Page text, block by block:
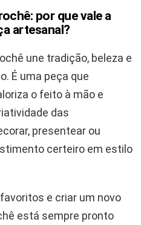
por que vale a
artesanal?
une tradição, beleza e
É uma peça que
o feito à mão e
das
presentear ou
certeiro em estilo
e criar um novo
está sempre pronto